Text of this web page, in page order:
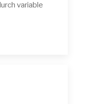
variable